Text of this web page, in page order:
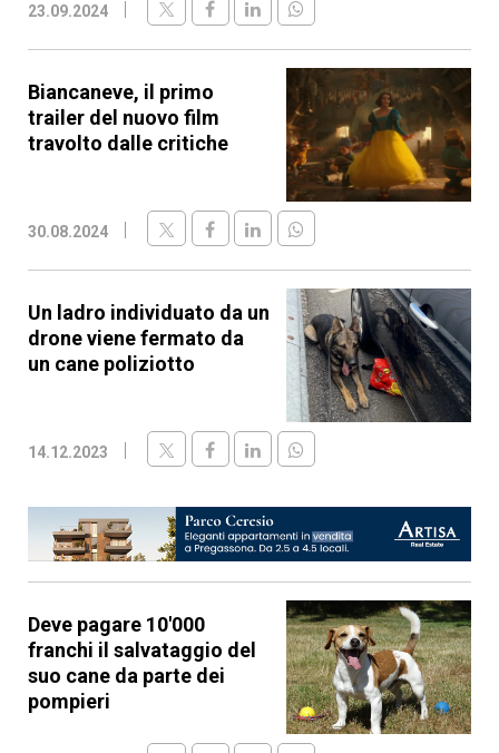
23.09.2024
Biancaneve, il primo
trailer del nuovo film
travolto dalle critiche
30.08.2024
Un ladro individuato da un
drone viene fermato da
un cane poliziotto
14.12.2023
Deve pagare 10'000
franchi il salvataggio del
suo cane da parte dei
pompieri